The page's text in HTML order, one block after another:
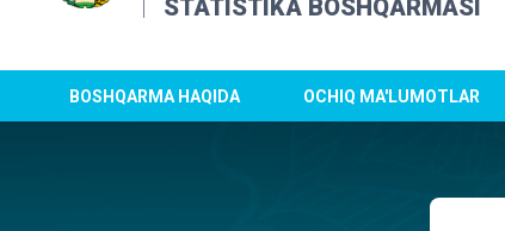
STATISTIKA BOSHQARMASI
BOSHQARMA HAQIDA OCHIQ MA'LUMOTLAR